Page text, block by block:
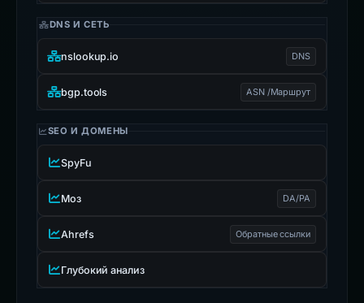
DNS И СЕТЬ
nslookup.io DNS
bgp.tools ASN /Маршрут
SEO И ДОМЕНЫ
SpyFu
Моз DA/PA
Ahrefs Обратные ссылки
Глубокий анализ